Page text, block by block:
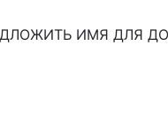
ИМЯ ДЛЯ